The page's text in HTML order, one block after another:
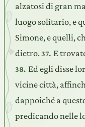
alzatosi di gran
luogo solitario, e
Simone, e quelli,
dietro.37. E
38. Ed egli disse
vicine città,
dappoiché a
predicando nelle